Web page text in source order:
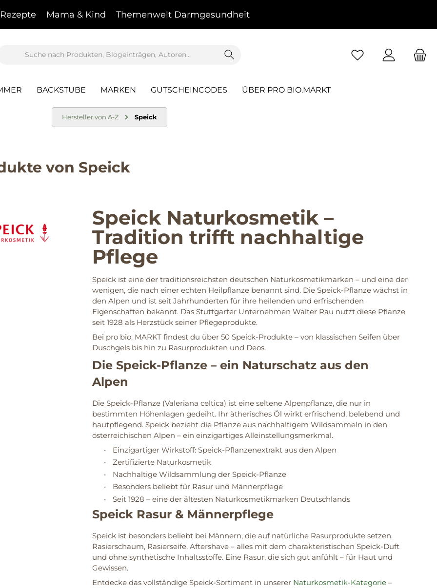
Rezepte Mama & Kind Themenwelt Darmgesundheit
BACKSTUBE MARKEN GUTSCHEINCODES ÜBER PRO BIO.MARKT
Hersteller von A-Z Speick
von Speick
Speick Naturkosmetik –
Tradition trifft nachhaltige
Pflege
Speick ist eine der traditionsreichsten deutschen Naturkosmetikmarken – und eine der
wenigen, die nach einer echten Heilpflanze benannt sind. Die Speick-Pflanze wächst in
den Alpen und ist seit Jahrhunderten für ihre heilenden und erfrischenden
Eigenschaften bekannt. Das Stuttgarter Unternehmen Walter Rau nutzt diese Pflanze
seit 1928 als Herzstück seiner Pflegeprodukte.
Bei pro bio. MARKT findest du über 50 Speick-Produkte – von klassischen Seifen über
Duschgels bis hin zu Rasurprodukten und Deos.
Die Speick-Pflanze – ein Naturschatz aus den
Alpen
Die Speick-Pflanze (Valeriana celtica) ist eine seltene Alpenpflanze, die nur in
bestimmten Höhenlagen gedeiht. Ihr ätherisches Öl wirkt erfrischend, belebend und
hautpflegend. Speick bezieht die Pflanze aus nachhaltigem Wildsammeln in den
österreichischen Alpen – ein einzigartiges Alleinstellungsmerkmal.
•
Einzigartiger Wirkstoff: Speick-Pflanzenextrakt aus den Alpen
•
Zertifizierte Naturkosmetik
•
Nachhaltige Wildsammlung der Speick-Pflanze
•
Besonders beliebt für Rasur und Männerpflege
•
Seit 1928 – eine der ältesten Naturkosmetikmarken Deutschlands
Speick Rasur & Männerpflege
Speick ist besonders beliebt bei Männern, die auf natürliche Rasurprodukte setzen.
Rasierschaum, Rasierseife, Aftershave – alles mit dem charakteristischen Speick-Duft
und ohne synthetische Inhaltsstoffe. Eine Rasur, die sich gut anfühlt – für Haut und
Gewissen.
Entdecke das vollständige Speick-Sortiment in unserer Naturkosmetik-Kategorie–